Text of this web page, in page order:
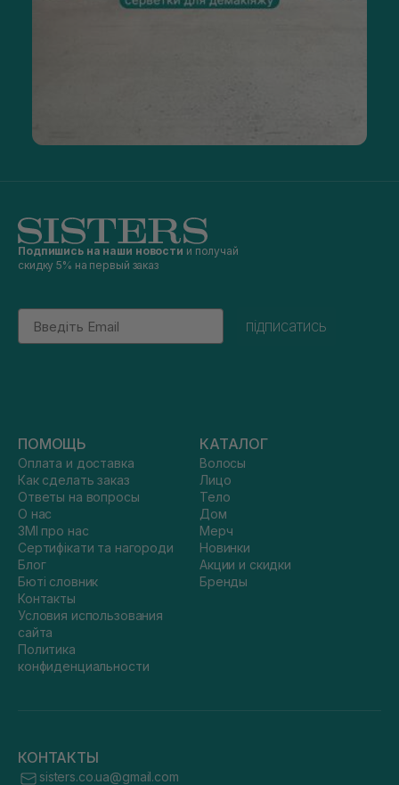
Подпишись на наши новости и получай
скидку 5% на первый заказ
Email
підписатись
ПОМОЩЬ
Оплата и доставка
Как сделать заказ
Ответы на вопросы
О нас
ЗМІ про нас
Сертифікати та нагороди
Блог
Бюті словник
Контакты
Условия использования
сайта
Политика
конфиденциальности
КАТАЛОГ
Волосы
Лицо
Тело
Дом
Мерч
Новинки
Акции и скидки
Бренды
КОНТАКТЫ
sisters.co.ua@gmail.com